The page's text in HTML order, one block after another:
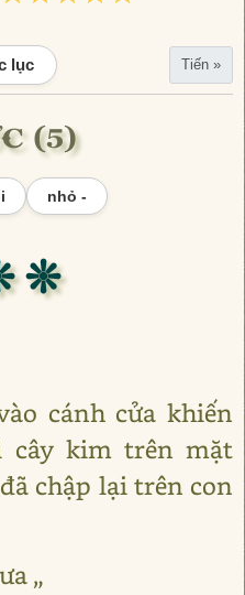
lục Tiến »
(5)
nhỏ -
❊
cánh cửa khiến
cây kim trên mặt
chập lại trên con
„